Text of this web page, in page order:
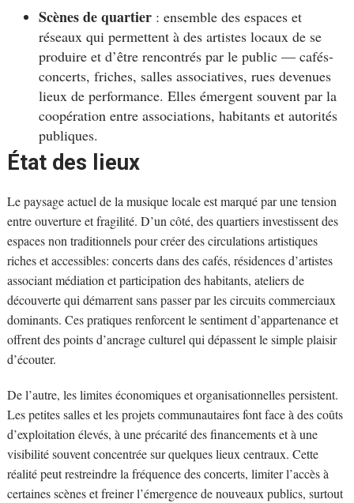
Scènes de quartier: ensemble des espaces et
réseaux qui permettent à des artistes locaux de se
produire et d’être rencontrés par le public — cafés-
concerts, friches, salles associatives, rues devenues
lieux de performance. Elles émergent souvent par la
coopération entre associations, habitants et autorités
publiques.
État des lieux
Le paysage actuel de la musique locale est marqué par une tension
entre ouverture et fragilité. D’un côté, des quartiers investissent des
espaces non traditionnels pour créer des circulations artistiques
riches et accessibles: concerts dans des cafés, résidences d’artistes
associant médiation et participation des habitants, ateliers de
découverte qui démarrent sans passer par les circuits commerciaux
dominants. Ces pratiques renforcent le sentiment d’appartenance et
offrent des points d’ancrage culturel qui dépassent le simple plaisir
d’écouter.
De l’autre, les limites économiques et organisationnelles persistent.
Les petites salles et les projets communautaires font face à des coûts
d’exploitation élevés, à une précarité des financements et à une
visibilité souvent concentrée sur quelques lieux centraux. Cette
réalité peut restreindre la fréquence des concerts, limiter l’accès à
certaines scènes et freiner l’émergence de nouveaux publics, surtout